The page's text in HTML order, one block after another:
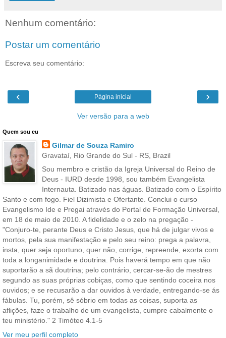
Nenhum comentário:
Postar um comentário
Escreva seu comentário:
‹ ›
Página inicial
Ver versão para a web
Quem sou eu
Gilmar de Souza Ramiro
Gravataí, Rio Grande do Sul - RS, Brazil
Sou membro e cristão da Igreja Universal do Reino de
Deus - IURD desde 1998, sou também Evangelista
Internauta. Batizado nas águas. Batizado com o Espírito
Santo e com fogo. Fiel Dizimista e Ofertante. Conclui o curso
Evangelismo Ide e Pregai através do Portal de Formação Universal,
em 18 de maio de 2010. A fidelidade e o zelo na pregação -
"Conjuro-te, perante Deus e Cristo Jesus, que há de julgar vivos e
mortos, pela sua manifestação e pelo seu reino: prega a palavra,
insta, quer seja oportuno, quer não, corrige, repreende, exorta com
toda a longanimidade e doutrina. Pois haverá tempo em que não
suportarão a sã doutrina; pelo contrário, cercar-se-ão de mestres
segundo as suas próprias cobiças, como que sentindo coceira nos
ouvidos; e se recusarão a dar ouvidos à verdade, entregando-se ás
fábulas. Tu, porém, sê sóbrio em todas as coisas, suporta as
aflições, faze o trabalho de um evangelista, cumpre cabalmente o
teu ministério." 2 Timóteo 4.1-5
Ver meu perfil completo